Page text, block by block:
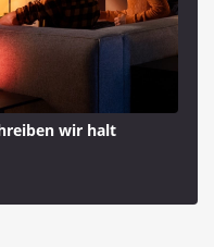
wir halt